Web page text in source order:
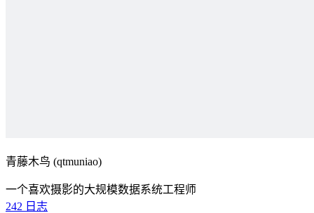
青藤木鸟 (qtmuniao)
一个喜欢摄影的大规模数据系统工程师
242 日志